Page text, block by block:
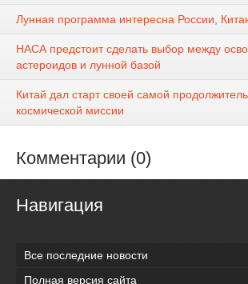
Лунная программа интересна России,
НАСА предстоит сделать выбор между
астероидов и лунной базой
Китай дал старт своей самой
космической миссии
Комментарии (0)
Навигация
Все последние новости
Полная версия сайта